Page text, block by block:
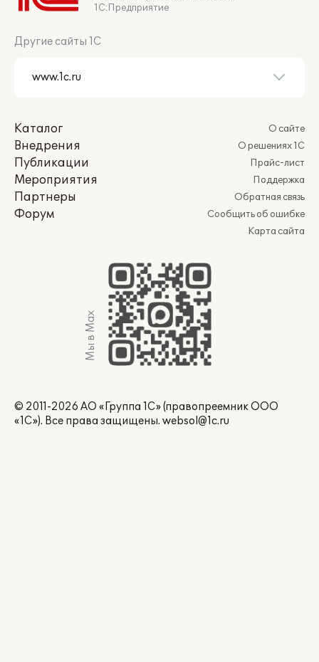
1С:Предприятие
Другие сайты 1С
Каталог
Внедрения
Публикации
Мероприятия
Партнеры
Форум
О сайте
О решениях 1С
Прайс-лист
Поддержка
Обратная связь
Сообщить об ошибке
Карта сайта
Мы в Max
© 2011-2026 АО «Группа 1С» (правопреемник ООО
«1С»). Все права защищены. websol@1c.ru